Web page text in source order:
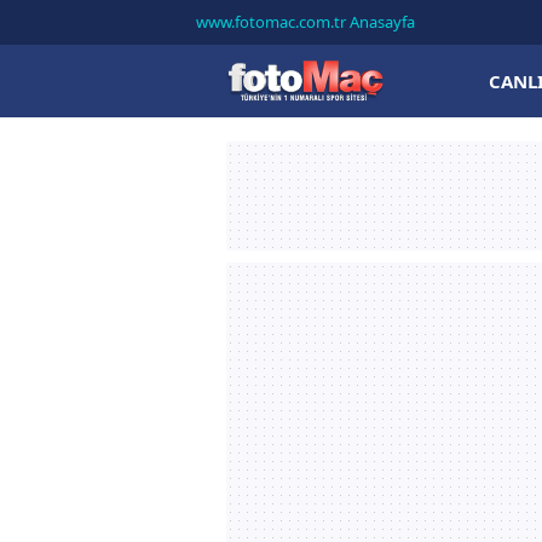
www.fotomac.com.tr Anasayfa